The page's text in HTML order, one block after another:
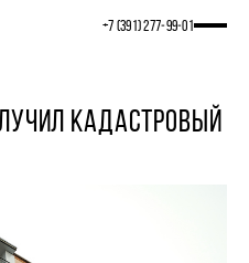
+7 (391) 277‒99‒01
КАДАСТРОВЫЙ